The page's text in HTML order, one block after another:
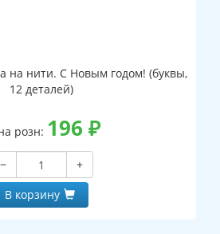
на нити. С Новым годом! (буквы,
12 деталей)
розн: 196 ₽
−
+
В корзину